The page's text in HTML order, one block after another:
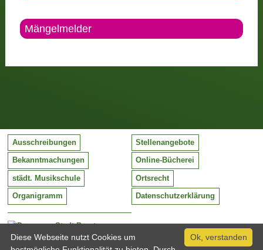
Mängelmelder
Stadt Barntrup
Mittelstraße 38
32683 Barntrup
Ausschreibungen Stellenangebote
Bekanntmachungen Online-Bücherei
städt. Musikschule Ortsrecht
Organigramm Datenschutzerklärung
Ok, verstanden
Diese Webseite nutzt Cookies um